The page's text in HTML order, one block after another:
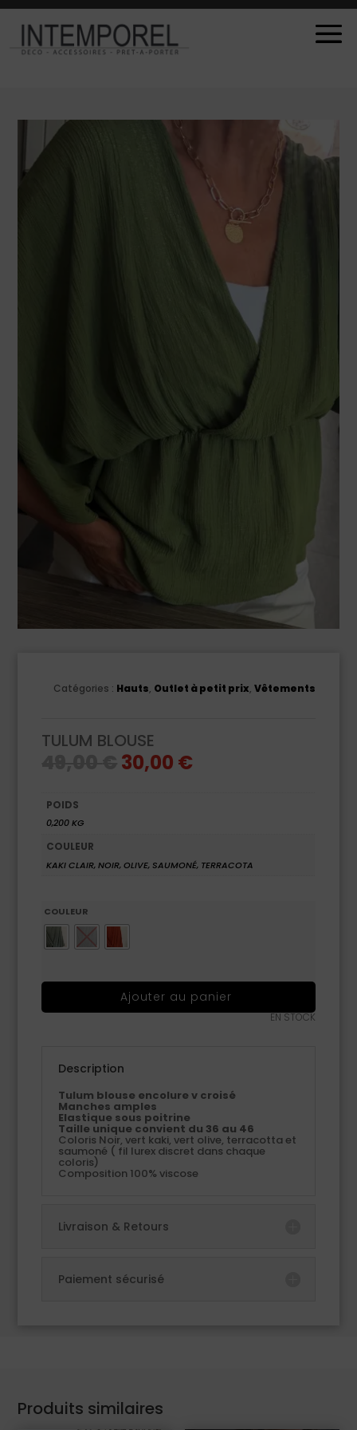
Catégories : Hauts, Outlet à petit prix, Vêtements
TULUM BLOUSE
Le
prix
30,00 €Le
prix
POIDS
0,200 KG
COULEUR
KAKI CLAIR, NOIR, OLIVE, SAUMONÉ, TERRACOTA
COULEUR
Ajouter au panier
EN STOCK
Description
Tulum blouse encolure v croisé
Manches amples
Elastique sous poitrine
Taille unique convient du 36 au 46
Coloris Noir, vert kaki, vert olive, terracotta et
saumoné ( fil lurex discret dans chaque
coloris)
Composition 100% viscose
Livraison & Retours
Paiement sécurisé
Produits similaires